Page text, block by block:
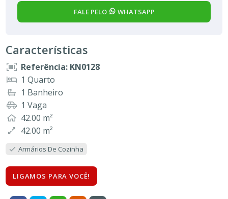
FALE PELO WHATSAPP
Características
Referência: KN0128
1 Quarto
1 Banheiro
1 Vaga
42.00 m²
42.00 m²
Armários De Cozinha
LIGAMOS PARA VOCÊ!